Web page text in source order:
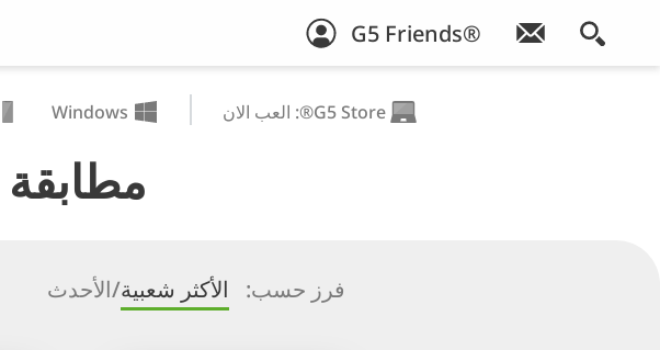
G5 Friends®
G5 Store®: العب الان Windows
مطابقة 3 ألعاب لـ iPad
فرز حسب: الأكثر شعبية/الأحدث